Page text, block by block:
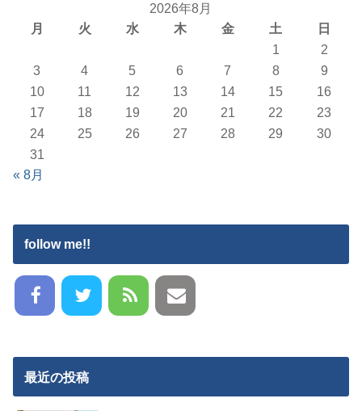
2026年8月
月
火 水 木 金 土
日
1
2
3
4 5 6 7 8
9
10
11 12 13 14 15
16
17
18 19 20 21 22
23
24
25 26 27 28 29
30
31
« 8月
follow me!!
最近の投稿